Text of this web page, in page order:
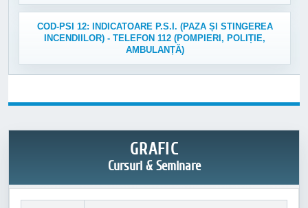
COD-PSI 12: INDICATOARE P.S.I. (PAZA ȘI STINGEREA
INCENDIILOR) - TELEFON 112 (POMPIERI, POLIȚIE,
AMBULANȚĂ)
GRAFIC
Cursuri & Seminare